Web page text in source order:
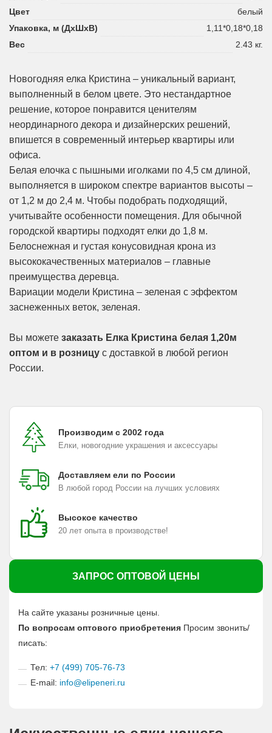
Цвет
белый
Упаковка, м (ДхШхВ)
1,11*0,18*0,18
Вес
2.43 кг.
Новогодняя елка Кристина – уникальный вариант,
выполненный в белом цвете. Это нестандартное
решение, которое понравится ценителям
неординарного декора и дизайнерских решений,
впишется в современный интерьер квартиры или
офиса.
Белая елочка с пышными иголками по 4,5 см длиной,
выполняется в широком спектре вариантов высоты –
от 1,2 м до 2,4 м. Чтобы подобрать подходящий,
учитывайте особенности помещения. Для обычной
городской квартиры подходят елки до 1,8 м.
Белоснежная и густая конусовидная крона из
высококачественных материалов – главные
преимущества деревца.
Вариации модели Кристина – зеленая с эффектом
заснеженных веток, зеленая.
Вы можете заказать Елка Кристина белая 1,20м
оптом и в розницу с доставкой в любой регион
России.
Производим с 2002 года
Елки, новогодние украшения и аксессуары
Доставляем ели по России
В любой город России на лучших условиях
Высокое качество
20 лет опыта в производстве!
ЗАПРОС ОПТОВОЙ ЦЕНЫ
На сайте указаны розничные цены.
По вопросам оптового приобретения Просим звонить/
писать:
Тел: +7 (499) 705-76-73
E-mail: info@elipeneri.ru